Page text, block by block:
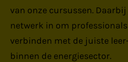
van onze cursussen.
netwerk in om
verbinden met de juiste
binnen de energiesector.